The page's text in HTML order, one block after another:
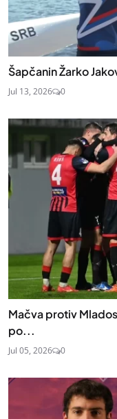
Šapčanin Žarko
Jul 13, 2026 0
Mačva protiv
po...
Jul 05, 2026 0